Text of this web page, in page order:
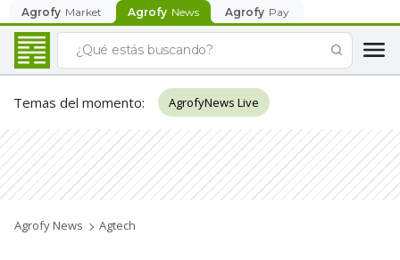
Agrofy Market Agrofy News Agrofy Pay
Temas del momento: AgrofyNews Live
Agrofy News Agtech